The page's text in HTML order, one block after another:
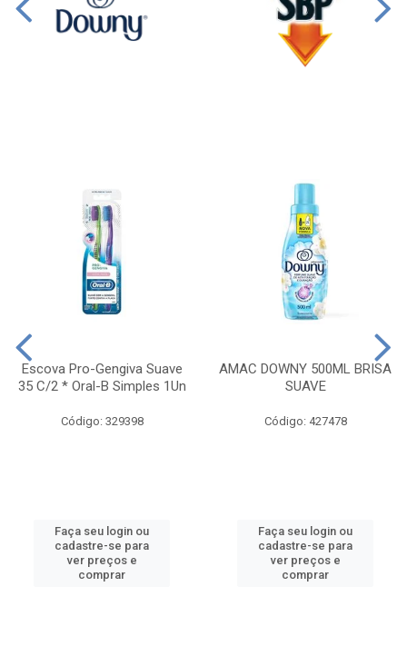
Escova Pro-Gengiva Suave
35 C/2 * Oral-B Simples 1Un
Código: 329398
Faça seu login ou
cadastre-se para
ver preços e
comprar
AMAC DOWNY 500ML BRISA
SUAVE
Código: 427478
Faça seu login ou
cadastre-se para
ver preços e
comprar